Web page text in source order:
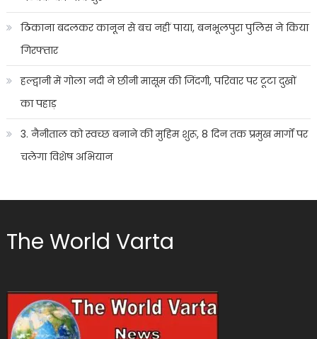
ठिकाना बदलकर कानून से बच नहीं पाया, बनभूलपुरा पुलिस ने किया
गिरफ्तार
हल्द्वानी में गोला नदी ने छीनी मासूम की जिंदगी, परिवार पर टूटा दुखों
का पहाड़
3. नैनीताल को स्वच्छ बनाने की मुहिम शुरू, 8 दिन तक प्रमुख मार्गों पर
चलेगा विशेष अभियान
The World Varta